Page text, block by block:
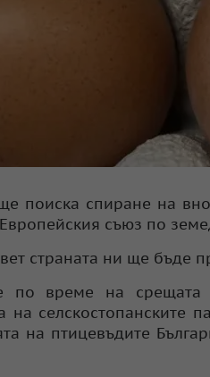
поиска спиране на
съюз по
страната ни ще бъде
по време на срещата
на селскостопанските
на птицевъдите